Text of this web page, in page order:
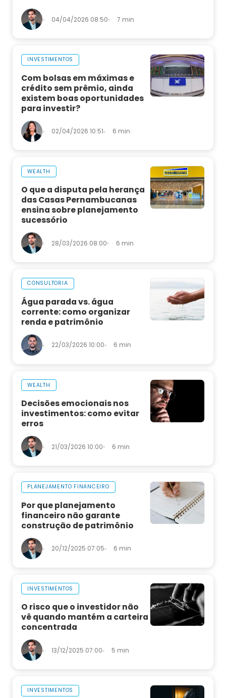
04/04/2026 08:50 7 min
INVESTIMENTOS
Com bolsas em máximas e
crédito sem prêmio, ainda
existem boas oportunidades
para investir?
02/04/2026 10:51 6 min
WEALTH
O que a disputa pela herança
das Casas Pernambucanas
ensina sobre planejamento
sucessório
28/03/2026 08:00 6 min
CONSULTORIA
Água parada vs. água
corrente: como organizar
renda e patrimônio
22/03/2026 10:00 6 min
WEALTH
Decisões emocionais nos
investimentos: como evitar
erros
21/03/2026 10:00 6 min
PLANEJAMENTO FINANCEIRO
Por que planejamento
financeiro não garante
construção de patrimônio
20/12/2025 07:05 6 min
INVESTIMENTOS
O risco que o investidor não
vê quando mantém a carteira
concentrada
13/12/2025 07:00 5 min
INVESTIMENTOS